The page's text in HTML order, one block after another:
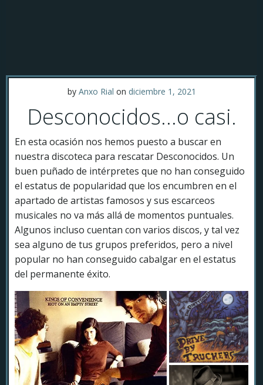
by Anxo Rial on diciembre 1, 2021
Desconocidos…o casi.
En esta ocasión nos hemos puesto a buscar en
nuestra discoteca para rescatar Desconocidos. Un
buen puñado de intérpretes que no han conseguido
el estatus de popularidad que los encumbren en el
apartado de artistas famosos y sus escarceos
musicales no va más allá de momentos puntuales.
Algunos incluso cuentan con varios discos, y tal vez
sea alguno de tus grupos preferidos, pero a nivel
popular no han conseguido cabalgar en el estatus
del permanente éxito.